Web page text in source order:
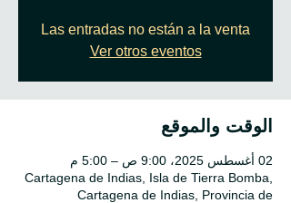
Las entradas no están a la venta
Ver otros eventos
الوقت والموقع
02 أغسطس 2025، 9:00 ص – 5:00 م
Cartagena de Indias, Isla de Tierra Bomba,
Cartagena de Indias, Provincia de